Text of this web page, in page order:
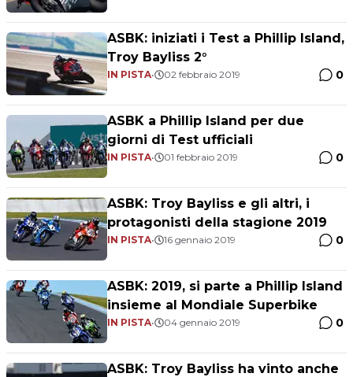
ASBK: iniziati i Test a Phillip Island,
Troy Bayliss 2°
IN PISTA• 02 febbraio 2019 0
ASBK a Phillip Island per due
giorni di Test ufficiali
IN PISTA• 01 febbraio 2019 0
ASBK: Troy Bayliss e gli altri, i
protagonisti della stagione 2019
IN PISTA• 16 gennaio 2019 0
ASBK: 2019, si parte a Phillip Island
insieme al Mondiale Superbike
IN PISTA• 04 gennaio 2019 0
ASBK: Troy Bayliss ha vinto anche